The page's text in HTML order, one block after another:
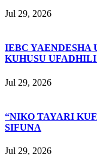
Jul 29, 2026
IEBC YAENDESHA
KUHUSU UFADHILI
Jul 29, 2026
“NIKO TAYARI
SIFUNA
Jul 29, 2026